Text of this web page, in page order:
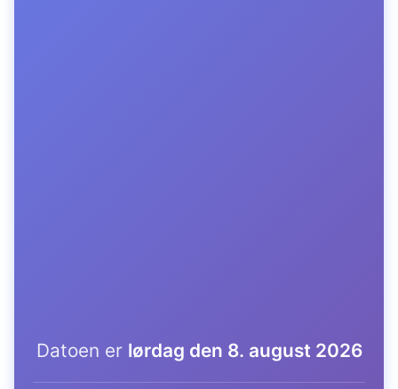
Datoen er lørdag den 8. august 2026